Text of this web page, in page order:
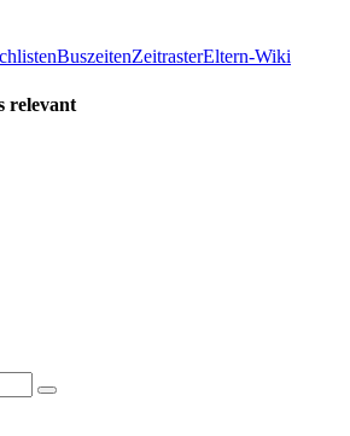
BuszeitenZeitrasterEltern-Wiki
relevant